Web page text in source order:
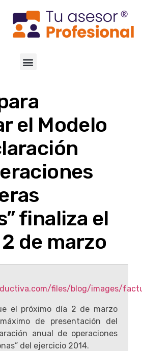
el Modelo
finaliza el
de marzo
el próximo día 2 de marzo
de presentación del
anual de operaciones
del ejercicio 2014.